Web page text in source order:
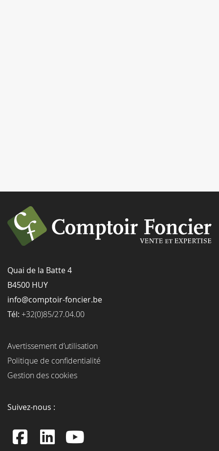
Quai de la Batte 4
B4500 HUY
info@comptoir-foncier.be
Tél: +32(0)85/27.04.00
Avertissement d’utilisation
Politique de confidentialité
Gestion des cookies
Suivez-nous :